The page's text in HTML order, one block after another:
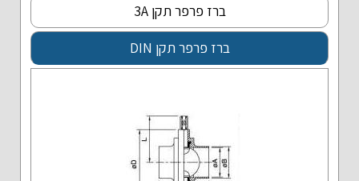
ברז פרפר תקן 3A
ברז פרפר תקן DIN